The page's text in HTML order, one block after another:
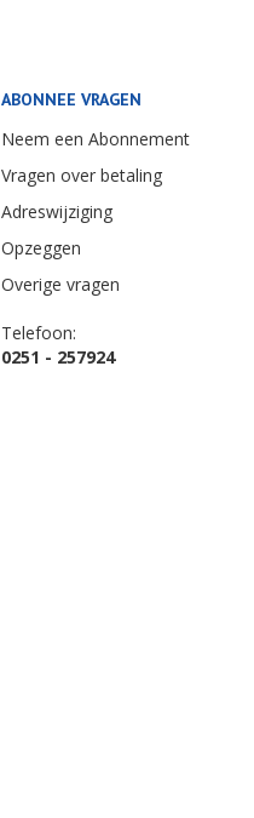
ABONNEE VRAGEN
Neem een Abonnement
Vragen over betaling
Adreswijziging
Opzeggen
Overige vragen
Telefoon:
0251 - 257924